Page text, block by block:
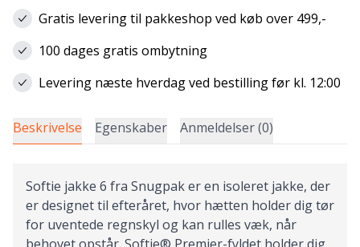
Gratis levering til pakkeshop ved køb over 499,-
100 dages gratis ombytning
Levering næste hverdag ved bestilling før kl. 12:00
Beskrivelse Egenskaber Anmeldelser (0)
Softie jakke 6 fra Snugpak er en isoleret jakke, der
er designet til efteråret, hvor hætten holder dig tør
for uventede regnskyl og kan rulles væk, når